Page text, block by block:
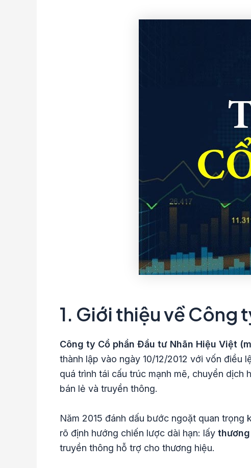
1. Giới thiệu về Công
Công ty Cổ phần Đầu tư Nhãn Hiệu Việt
thành lập vào ngày 10/12/2012 với vốn điều
quá trình tái cấu trúc mạnh mẽ, chuyển dịch
bán lẻ và truyền thông.
Năm 2015 đánh dấu bước ngoặt quan trọng
rõ định hướng chiến lược dài hạn: lấy
truyền thông hỗ trợ cho thương hiệu.